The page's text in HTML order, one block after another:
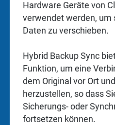
Hardware Geräte von
verwendet werden, um
Daten zu verschieben.
Hybrid Backup Sync
Funktion, um eine
dem Original vor Ort
herzustellen, so dass
Sicherungs- oder
fortsetzen können.